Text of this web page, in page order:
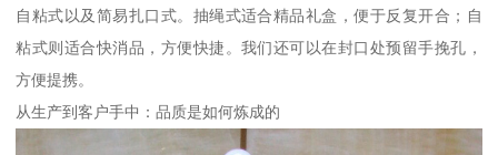
自粘式以及简易扎口式。抽绳式适合精品礼盒，便于反复开合；自
粘式则适合快消品，方便快捷。我们还可以在封口处预留手挽孔，
方便提携。
从生产到客户手中：品质是如何炼成的